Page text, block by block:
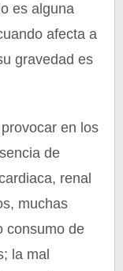
es alguna
afecta a
gravedad es
en los
de
renal
muchas
consumo de
la mal